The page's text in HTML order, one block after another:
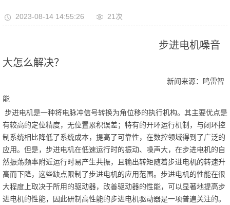
2023-08-14 14:55:26 21次
步进电机噪音
大怎么解决？
新闻来源：鸣雷智
能
步进电机是一种将电脉冲信号转换为角位移的执行机构。其主要优点是
有较高的定位精度，无位置累积误差；特有的开环运行机制，与闭环控
制系统相比降低了系统成本，提高了可靠性，在数控领域得到了广泛的
应用。但是，步进电机在低速运行时的振动、噪声大，在步进电机的自
然振荡频率附近运行时易产生共振，且输出转矩随着步进电机的转速升
高而下降，这些缺点限制了步进电机的应用范围。步进电机的性能在很
大程度上取决于所用的驱动器，改善驱动器的性能，可以显著地提高步
进电机的性能，因此研制高性能的步进电机驱动器是一项普遍关注的。